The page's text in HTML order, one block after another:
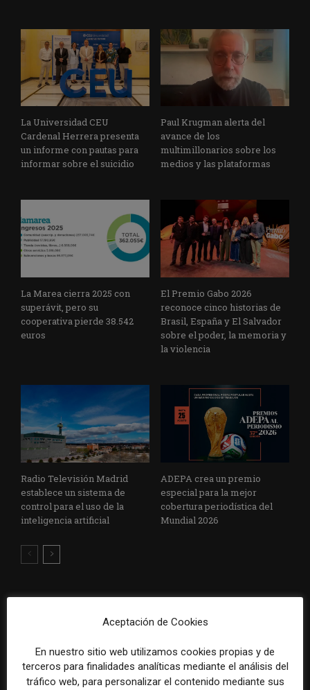
La Universidad CEU
Cardenal Herrera presenta
un informe con pautas para
informar sobre el suicidio
Paul Krugman alerta del
avance de los
multimillonarios sobre los
medios y las plataformas
La Marea cierra 2025 con
superávit, pero su
cooperativa pierde 38.542
euros
El Premio Gabo 2026
reconoce cinco historias de
Brasil, España y El Salvador
sobre el poder, la memoria y
la violencia
Radio Televisión Madrid
establece un sistema de
control para el uso de la
inteligencia artificial
ADEPA crea un premio
especial para la mejor
cobertura periodística del
Mundial 2026
Aceptación de Cookies
En nuestro sitio web utilizamos cookies propias y de
terceros para finalidades analíticas mediante el análisis del
tráfico web, para personalizar el contenido mediante sus